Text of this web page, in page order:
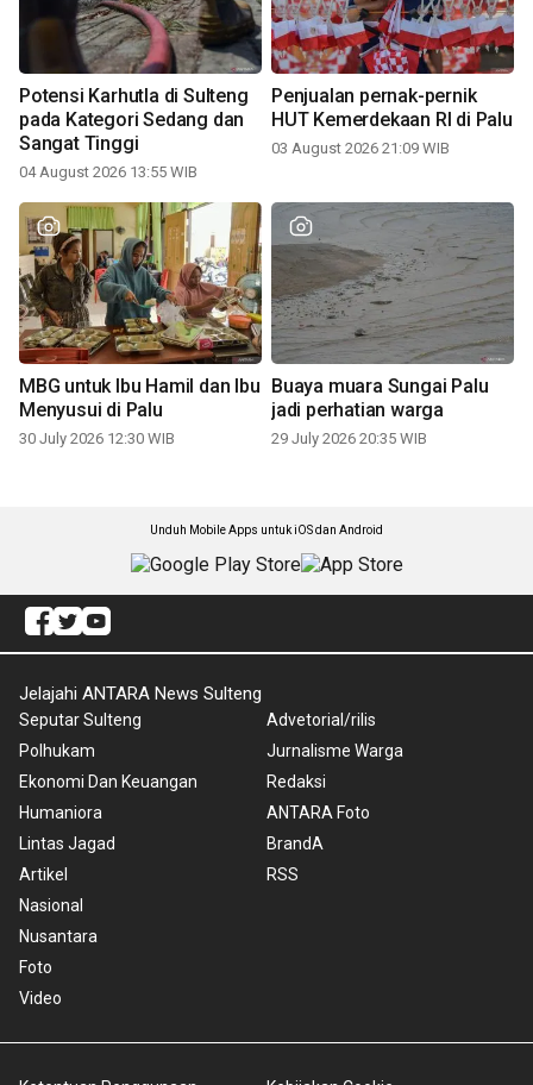
Potensi Karhutla di Sulteng
pada Kategori Sedang dan
Sangat Tinggi
04 August 2026 13:55 WIB
Penjualan pernak-pernik
HUT Kemerdekaan RI di Palu
03 August 2026 21:09 WIB
MBG untuk Ibu Hamil dan Ibu
Menyusui di Palu
30 July 2026 12:30 WIB
Buaya muara Sungai Palu
jadi perhatian warga
29 July 2026 20:35 WIB
Unduh Mobile Apps untuk iOS dan Android
Jelajahi ANTARA News Sulteng
Seputar Sulteng
Polhukam
Ekonomi Dan Keuangan
Humaniora
Lintas Jagad
Artikel
Nasional
Nusantara
Foto
Video
Advetorial/rilis
Jurnalisme Warga
Redaksi
ANTARA Foto
BrandA
RSS